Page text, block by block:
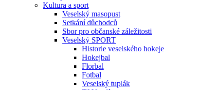
Kultura a sport
Veselský masopust
Setkání důchodců
Sbor pro občanské záležitosti
Veselský SPORT
Historie veselského hokeje
Hokejbal
Florbal
Fotbal
Veselský tuplák